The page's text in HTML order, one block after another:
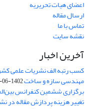
اعضای هیات تحریریه
ارسال مقاله
تماس با ما
نقشه سایت
آخرین اخبار
کسب رتبه الف نشریات علمی
مهندسی سازه و ساخت1402-06-17
برگزاری ششمین کنفرانس
تغییر هزینه پردازش مقاله در